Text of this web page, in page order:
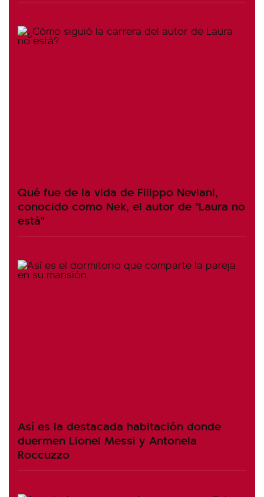
Qué fue de la vida de Filippo Neviani,
conocido como Nek, el autor de "Laura no
está"
Así es la destacada habitación donde
duermen Lionel Messi y Antonela
Roccuzzo